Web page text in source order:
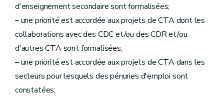
d'enseignement secondaire sont formalisées;
– une priorité est accordée aux projets de CTA dont les
collaborations avec des CDC et/ou des CDR et/ou
d'autres CTA sont formalisées;
– une priorité est accordée aux projets de CTA dans les
secteurs pour lesquels des pénuries d'emploi sont
constatées;